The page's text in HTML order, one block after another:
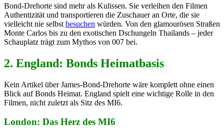
Bond-Drehorte sind mehr als Kulissen. Sie verleihen den Filmen
Authentizität und transportieren die Zuschauer an Orte, die sie
vielleicht nie selbst besuchen würden. Von den glamourösen Straßen
Monte Carlos bis zu den exotischen Dschungeln Thailands – jeder
Schauplatz trägt zum Mythos von 007 bei.
2. England: Bonds Heimatbasis
Kein Artikel über James-Bond-Drehorte wäre komplett ohne einen
Blick auf Bonds Heimat. England spielt eine wichtige Rolle in den
Filmen, nicht zuletzt als Sitz des MI6.
London: Das Herz des MI6